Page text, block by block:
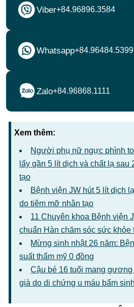
Viber+84.96896.3584
Whatsapp+84.96484.5399
Zalo+84.96868.1111
Xem thêm:
Người phụ nữ ngực phình
lấy gần 5 lít dịch và chất lạ sau
tạo
Bệnh viện JW hút 5 lít dịch
do tiêm mỡ nhân tạo
11 Chuyên khoa Bệnh viện
chuẩn Hàn chăm sóc sức khỏe
Mừng sinh nhật 26 năm:
suất thẩm mỹ 0 đồng
Cậu bé 16 tuổi mang
già do di chứng u máu bẩm sinh